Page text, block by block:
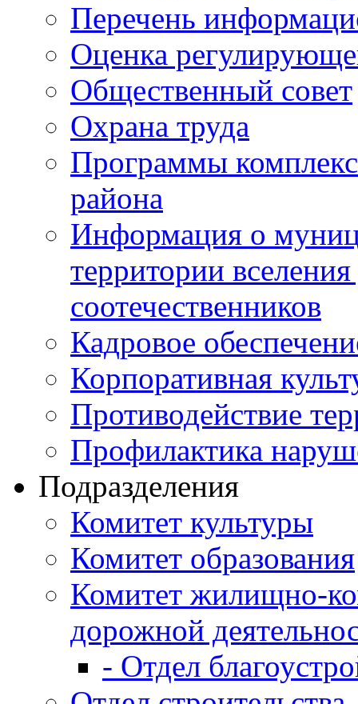
Перечень
Оценка
Общественный совет
Охрана труда
Программы
района
Информация о
территории
соотечественников
Кадровое
Корпоративная
Противодействие
Профилактика
Подразделения
Комитет культуры
Комитет образования
Комитет жилищно-
дорожной
- Отдел